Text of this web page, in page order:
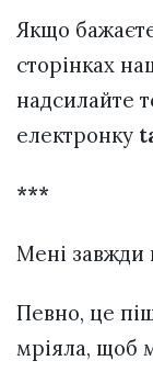
Якщо
сторінках
надсилайте
електронку
***
Мені завжди
Певно, це
мріяла, щоб